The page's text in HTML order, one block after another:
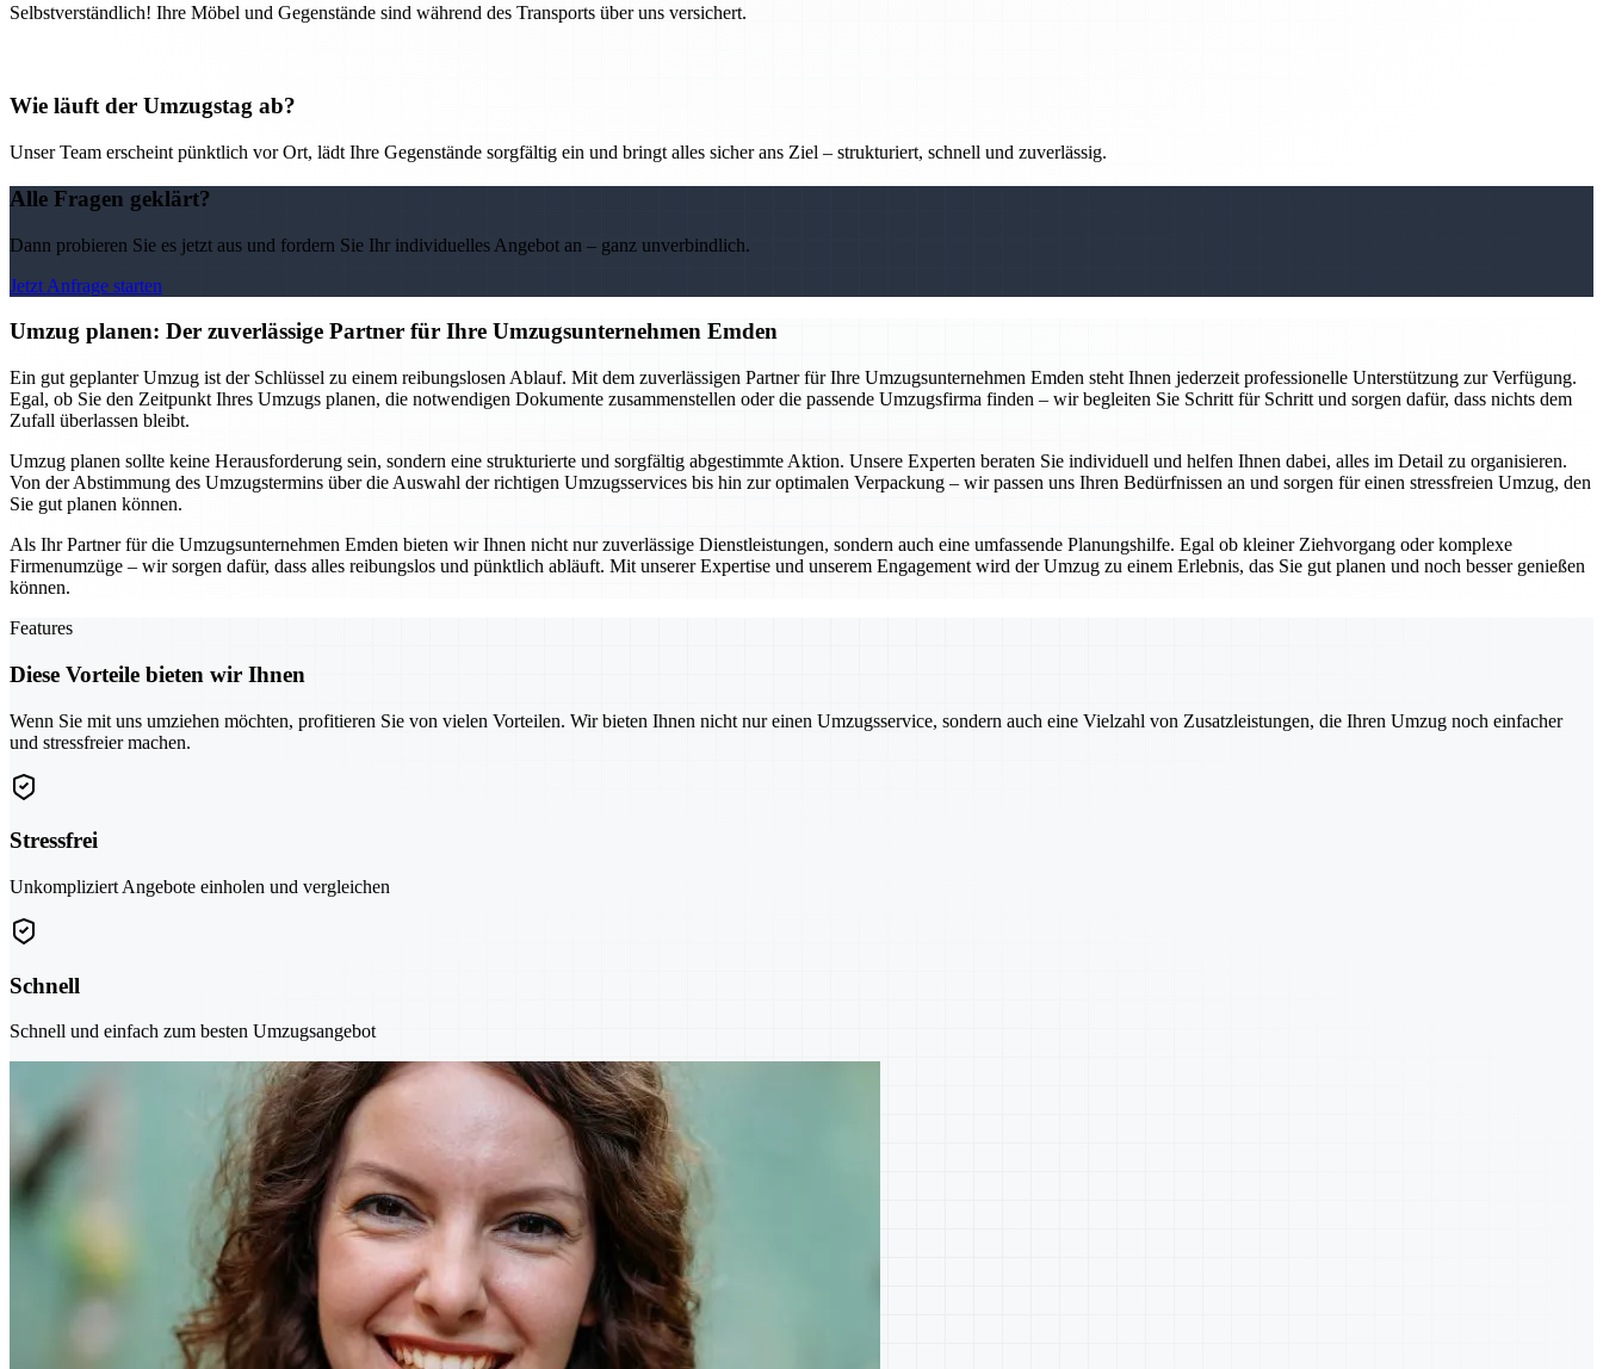
Selbstverständlich! Ihre Möbel und Gegenstände sind während des Transports über uns versichert.
Wie läuft der Umzugstag ab?
Unser Team erscheint pünktlich vor Ort, lädt Ihre Gegenstände sorgfältig ein und bringt alles sicher ans Ziel – strukturiert, schnell und zuverlässig.
Alle Fragen geklärt?
Dann probieren Sie es jetzt aus und fordern Sie Ihr individuelles Angebot an – ganz unverbindlich.
Jetzt Anfrage starten
Umzug planen: Der zuverlässige Partner für Ihre Umzugsunternehmen Emden
Ein gut geplanter Umzug ist der Schlüssel zu einem reibungslosen Ablauf. Mit dem zuverlässigen Partner für Ihre Umzugsunternehmen Emden steht Ihnen jederzeit professionelle Unterstützung zur Verfügung.
Egal, ob Sie den Zeitpunkt Ihres Umzugs planen, die notwendigen Dokumente zusammenstellen oder die passende Umzugsfirma finden – wir begleiten Sie Schritt für Schritt und sorgen dafür, dass nichts dem
Zufall überlassen bleibt.
Umzug planen sollte keine Herausforderung sein, sondern eine strukturierte und sorgfältig abgestimmte Aktion. Unsere Experten beraten Sie individuell und helfen Ihnen dabei, alles im Detail zu organisieren.
Von der Abstimmung des Umzugstermins über die Auswahl der richtigen Umzugsservices bis hin zur optimalen Verpackung – wir passen uns Ihren Bedürfnissen an und sorgen für einen stressfreien Umzug, den
Sie gut planen können.
Als Ihr Partner für die Umzugsunternehmen Emden bieten wir Ihnen nicht nur zuverlässige Dienstleistungen, sondern auch eine umfassende Planungshilfe. Egal ob kleiner Ziehvorgang oder komplexe
Firmenumzüge – wir sorgen dafür, dass alles reibungslos und pünktlich abläuft. Mit unserer Expertise und unserem Engagement wird der Umzug zu einem Erlebnis, das Sie gut planen und noch besser genießen
können.
Features
Diese Vorteile bieten wir Ihnen
Wenn Sie mit uns umziehen möchten, profitieren Sie von vielen Vorteilen. Wir bieten Ihnen nicht nur einen Umzugsservice, sondern auch eine Vielzahl von Zusatzleistungen, die Ihren Umzug noch einfacher
und stressfreier machen.
Stressfrei
Unkompliziert Angebote einholen und vergleichen
Schnell
Schnell und einfach zum besten Umzugsangebot